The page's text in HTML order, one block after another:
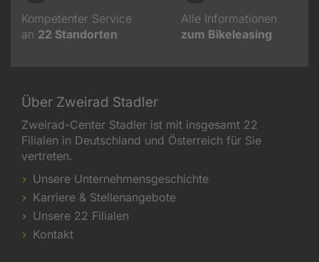
Kompetenter Service
an 22 Standorten
Alle Informationen
zum Bikeleasing
Über Zweirad Stadler
Zweirad-Center Stadler ist mit insgesamt 22
Filialen in Deutschland und Österreich für Sie
vertreten.
Unsere Unternehmensgeschichte
Karriere & Stellenangebote
Unsere 22 Filialen
Kontakt